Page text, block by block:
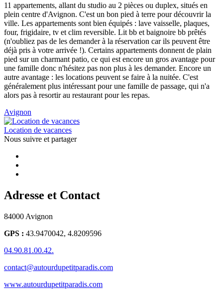
11 appartements, allant du studio au 2 pièces ou duplex, situés en
plein centre d'Avignon. C'est un bon pied à terre pour découvrir la
ville. Les appartements sont bien équipés : lave vaisselle, plaques,
four, frigidaire, tv et clim reversible. Lit bb et baignoire bb prêtés
(n'oubliez pas de les demander à la réservation car ils peuvent être
déjà pris à votre arrivée !). Certains appartements donnent de plain
pied sur un charmant patio, ce qui est encore un gros avantage pour
une famille donc n'hésitez pas non plus à les demander. Encore un
autre avantage : les locations peuvent se faire à la nuitée. C'est
généralement plus intéressant pour une famille de passage, qui n'a
alors pas à resortir au restaurant pour les repas.
Avignon
Location de vacances
Nous suivre et partager
Adresse et Contact
84000 Avignon
GPS : 43.9470042, 4.8209596
04.90.81.00.42.
contact@autourdupetitparadis.com
www.autourdupetitparadis.com